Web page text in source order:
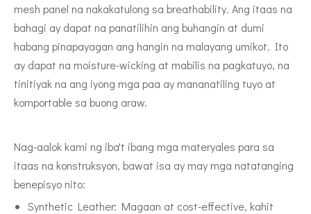
mesh panel na nakakatulong sa breathability. Ang itaas na
bahagi ay dapat na panatilihin ang buhangin at dumi
habang pinapayagan ang hangin na malayang umikot. Ito
ay dapat na moisture-wicking at mabilis na pagkatuyo, na
tinitiyak na ang iyong mga paa ay mananatiling tuyo at
komportable sa buong araw.
Nag-aalok kami ng iba't ibang mga materyales para sa
itaas na konstruksyon, bawat isa ay may mga natatanging
benepisyo nito:
Synthetic Leather: Magaan at cost-effective, kahit